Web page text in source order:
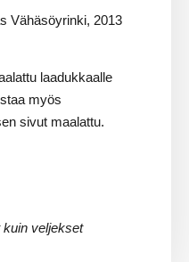
Vähäsöyrinki, 2013
laadukkaalle
myös
sivut maalattu.
kuin veljekset